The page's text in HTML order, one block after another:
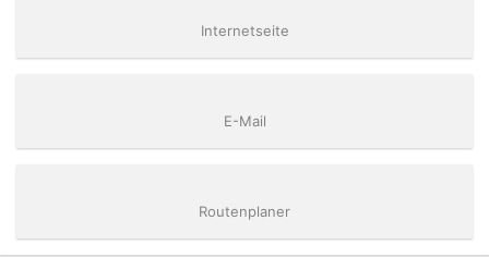
Internetseite
E-Mail
Routenplaner